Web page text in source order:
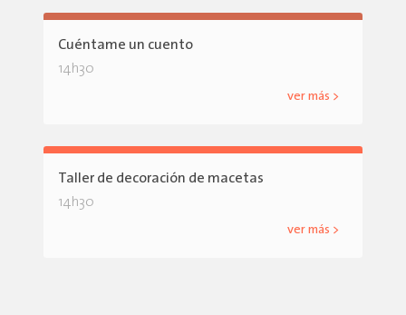
Cuéntame un cuento
14h30
ver más >
Taller de decoración de macetas
14h30
ver más >